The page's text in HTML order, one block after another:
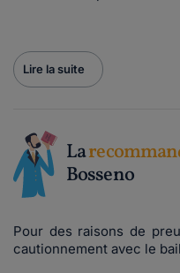
Lire la suite
La
Bosseno
Pour des raisons de
cautionnement avec le